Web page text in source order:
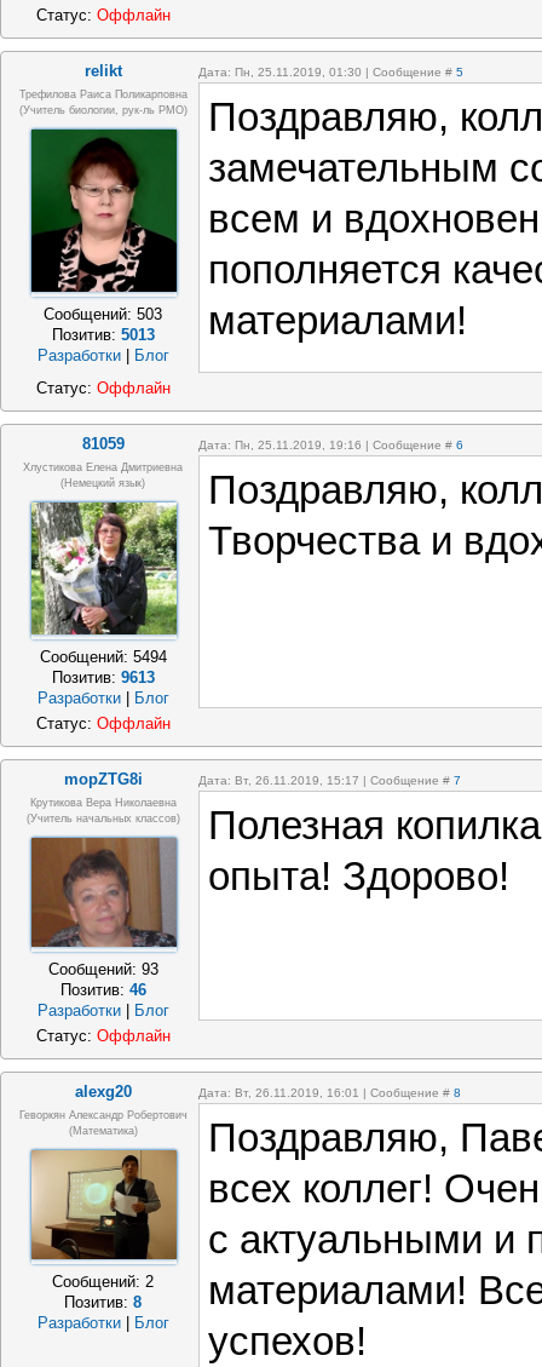
Статус: Оффлайн
relikt Дата: Пн, 25.11.2019, 01:30 | Сообщение # 5
Трефилова Раиса Поликарповна
(Учитель биологии, рук-ль РМО)
Сообщений:503
Позитив: 5013
Разработки | Блог
Поздравляю,
замечательным
всем и
пополняется
материалами!
Статус: Оффлайн
81059 Дата: Пн, 25.11.2019, 19:16 | Сообщение # 6
Хлустикова Елена Дмитриевна
(немецкий язык)
Сообщений: 5494
Позитив: 9613
Разработки
Блог
Поздравляю,
Творчества и
Статус: Оффлайн
mopZTG8i Дата: Вт, 26.11.2019, 15:17 | Сообщение # 7
Крутикова Вера Николаевна
(учитель начальных классов)
Сообщений: 93
Позитив: 46
Разработки
Блог
Полезная
опыта! Здорово!
Статус: Оффлайн
alexg20 Дата: Вт, 26.11.2019, 16:01 | Сообщение # 8
Геворкян Александр Робертович
(математика)
Сообщений:2
Позитив:8
Разработки
Блог
Поздравляю,
всех коллег!
с актуальными и
материалами!
успехов!